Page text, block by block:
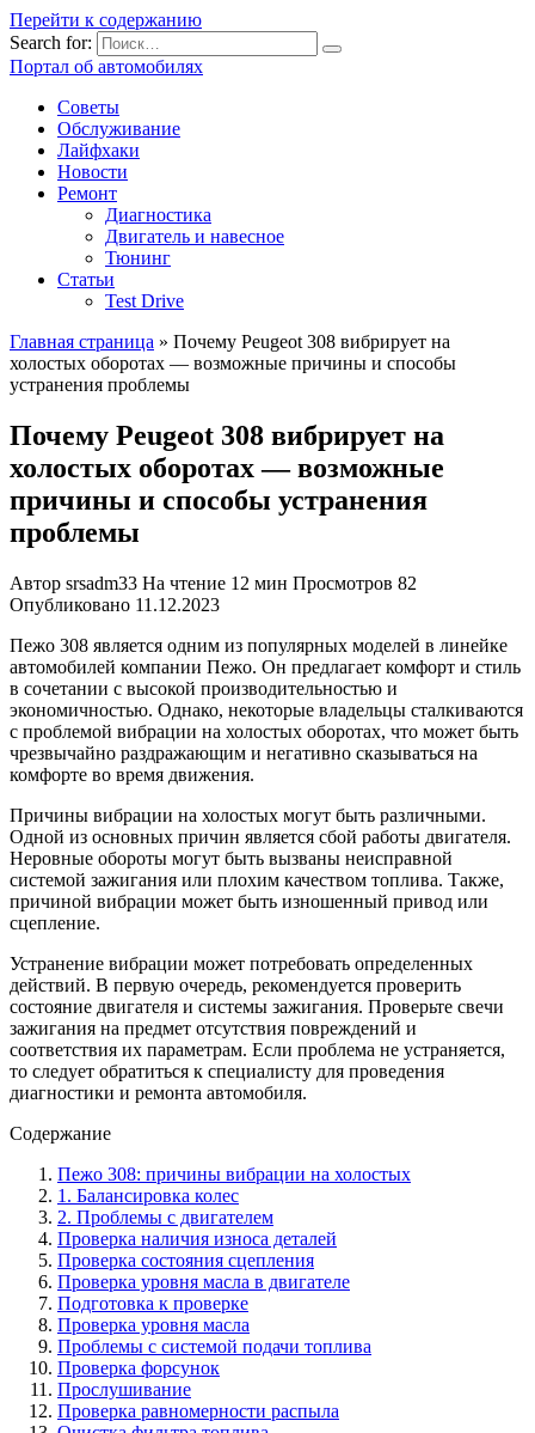
Перейти к содержанию
Search for:
Портал об автомобилях
Советы
Обслуживание
Лайфхаки
Новости
Ремонт
Диагностика
Двигатель и навесное
Тюнинг
Статьи
Test Drive
Главная страница » Почему Peugeot 308 вибрирует на
холостых оборотах — возможные причины и способы
устранения проблемы
Почему Peugeot 308 вибрирует на
холостых оборотах — возможные
причины и способы устранения
проблемы
Автор srsadm33 На чтение 12 мин Просмотров 82
Опубликовано 11.12.2023
Пежо 308 является одним из популярных моделей в линейке
автомобилей компании Пежо. Он предлагает комфорт и стиль
в сочетании с высокой производительностью и
экономичностью. Однако, некоторые владельцы сталкиваются
с проблемой вибрации на холостых оборотах, что может быть
чрезвычайно раздражающим и негативно сказываться на
комфорте во время движения.
Причины вибрации на холостых могут быть различными.
Одной из основных причин является сбой работы двигателя.
Неровные обороты могут быть вызваны неисправной
системой зажигания или плохим качеством топлива. Также,
причиной вибрации может быть изношенный привод или
сцепление.
Устранение вибрации может потребовать определенных
действий. В первую очередь, рекомендуется проверить
состояние двигателя и системы зажигания. Проверьте свечи
зажигания на предмет отсутствия повреждений и
соответствия их параметрам. Если проблема не устраняется,
то следует обратиться к специалисту для проведения
диагностики и ремонта автомобиля.
Содержание
Пежо 308: причины вибрации на холостых
1. Балансировка колес
2. Проблемы с двигателем
Проверка наличия износа деталей
Проверка состояния сцепления
Проверка уровня масла в двигателе
Подготовка к проверке
Проверка уровня масла
Проблемы с системой подачи топлива
Проверка форсунок
Прослушивание
Проверка равномерности распыла